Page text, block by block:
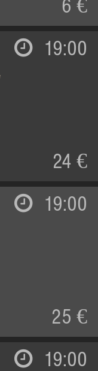
6 €
19:00
24 €
19:00
25 €
19:00